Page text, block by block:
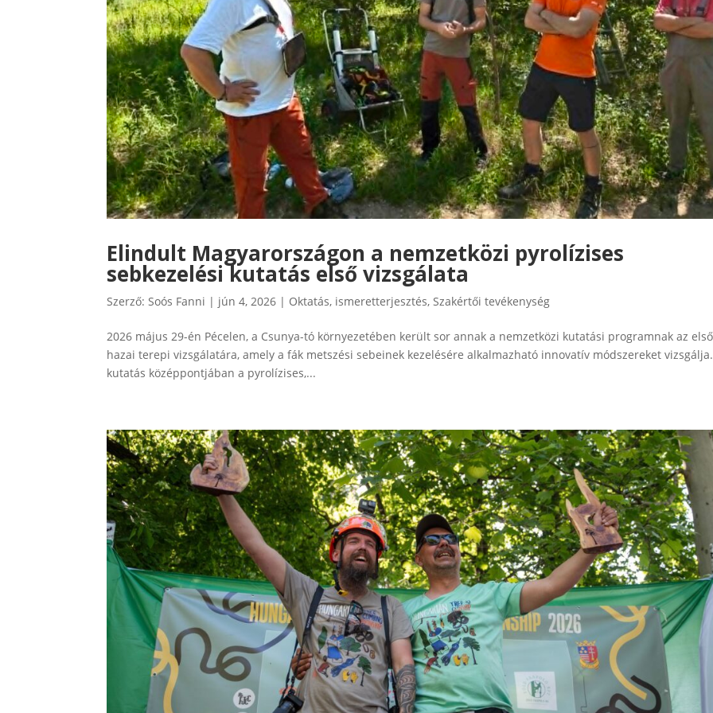
Elindult Magyarországon a nemzetközi pyrolízises
sebkezelési kutatás első vizsgálata
Szerző: Soós Fanni | jún 4, 2026 | Oktatás, ismeretterjesztés, Szakértői tevékenység
2026 május 29-én Pécelen, a Csunya-tó környezetében került sor annak a nemzetközi kutatási programnak az első
hazai terepi vizsgálatára, amely a fák metszési sebeinek kezelésére alkalmazható innovatív módszereket
kutatás középpontjában a pyrolízises,...